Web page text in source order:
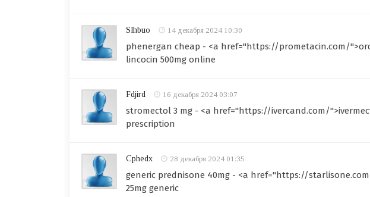
Slhbuo 14 декабря 2024 10:30
phenergan cheap - <a href="https://prometacin.com/
lincocin 500mg online
Fdjird 16 декабря 2024 03:07
stromectol 3 mg - <a href="https://ivercand.com/
prescription
Cphedx 28 декабря 2024 01:35
generic prednisone 40mg - <a href="https://
25mg generic